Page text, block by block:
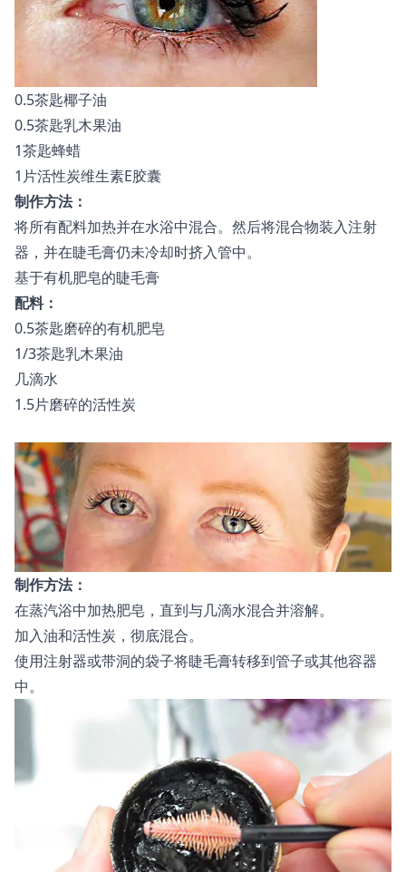
0.5茶匙椰子油
0.5茶匙乳木果油
1茶匙蜂蜡
1片活性炭维生素E胶囊
制作方法：
将所有配料加热并在水浴中混合。然后将混合物装入注射
器，并在睫毛膏仍未冷却时挤入管中。
基于有机肥皂的睫毛膏
配料：
0.5茶匙磨碎的有机肥皂
1/3茶匙乳木果油
几滴水
1.5片磨碎的活性炭
制作方法：
在蒸汽浴中加热肥皂，直到与几滴水混合并溶解。
加入油和活性炭，彻底混合。
使用注射器或带洞的袋子将睫毛膏转移到管子或其他容器
中。